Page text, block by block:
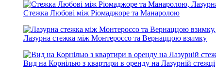
Стежка Любові між Ріомаджоре та Манаролою
Лазурна стежка між Монтероссо та Вернаццою взимку
Вид на Корнілью з квартири в оренду на Лазурній стежці